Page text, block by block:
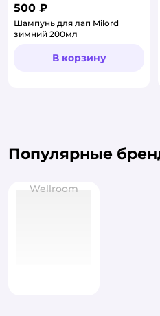
500 ₽
Шампунь для лап Milord
зимний 200мл
В корзину
Популярные
Wellroom